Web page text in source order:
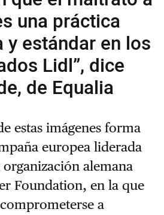
una práctica
estándar en los
Lidl”, dice
de Equalia
estas imágenes forma
europea liderada
alemana
Foundation, en la que
a